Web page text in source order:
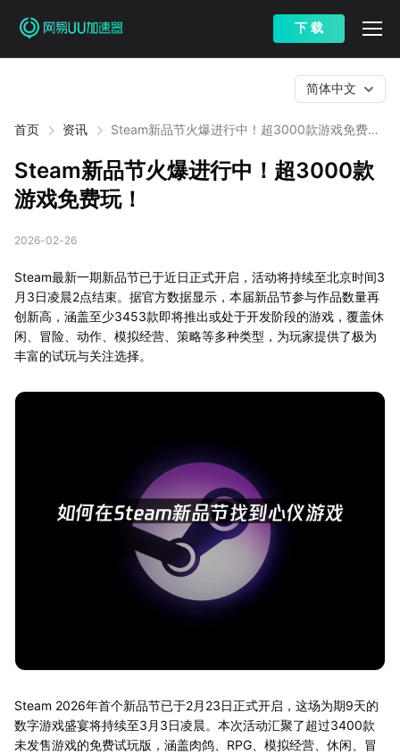
下 载
首页 资讯
Steam新品节火爆进行中！超3000款游戏免费
简体中文
Steam新品节火爆进行中！超3000款
游戏免费玩！
2026-02-26
Steam最新一期新品节已于近日正式开启，活动将持续至北京时间3
月3日凌晨2点结束。据官方数据显示，本届新品节参与作品数量再
创新高，涵盖至少3453款即将推出或处于开发阶段的游戏，覆盖休
闲、冒险、动作、模拟经营、策略等多种类型，为玩家提供了极为
丰富的试玩与关注选择。
Steam 2026年首个新品节已于2月23日正式开启，这场为期9天的
数字游戏盛宴将持续至3月3日凌晨。本次活动汇聚了超过3400款
未发售游戏的免费试玩版，涵盖肉鸽、RPG、模拟经营、休闲、冒